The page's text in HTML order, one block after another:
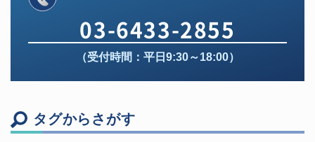
03-6433-2855
（受付時間：平日9:30～18:00）
タグからさがす